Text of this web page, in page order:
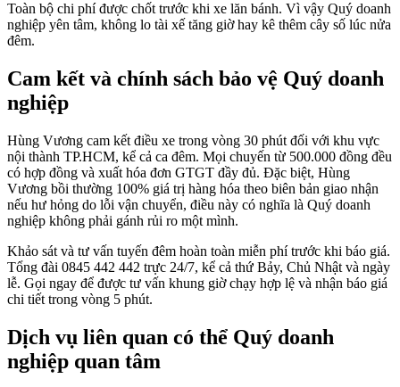
Toàn bộ chi phí được chốt trước khi xe lăn bánh. Vì vậy Quý doanh
nghiệp yên tâm, không lo tài xế tăng giờ hay kê thêm cây số lúc nửa
đêm.
Cam kết và chính sách bảo vệ Quý doanh
nghiệp
Hùng Vương cam kết điều xe trong vòng 30 phút đối với khu vực
nội thành TP.HCM, kể cả ca đêm. Mọi chuyến từ 500.000 đồng đều
có hợp đồng và xuất hóa đơn GTGT đầy đủ. Đặc biệt, Hùng
Vương bồi thường 100% giá trị hàng hóa theo biên bản giao nhận
nếu hư hỏng do lỗi vận chuyển, điều này có nghĩa là Quý doanh
nghiệp không phải gánh rủi ro một mình.
Khảo sát và tư vấn tuyến đêm hoàn toàn miễn phí trước khi báo giá.
Tổng đài 0845 442 442 trực 24/7, kể cả thứ Bảy, Chủ Nhật và ngày
lễ. Gọi ngay để được tư vấn khung giờ chạy hợp lệ và nhận báo giá
chi tiết trong vòng 5 phút.
Dịch vụ liên quan có thể Quý doanh
nghiệp quan tâm